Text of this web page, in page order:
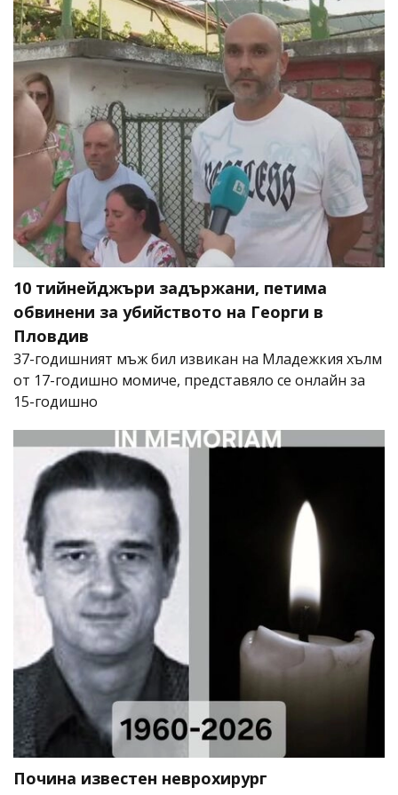
10 тийнейджъри задържани, петима
обвинени за убийството на Георги в
Пловдив
37-годишният мъж бил извикан на Младежкия хълм
от 17-годишно момиче, представяло се онлайн за
15-годишно
Почина известен неврохирург